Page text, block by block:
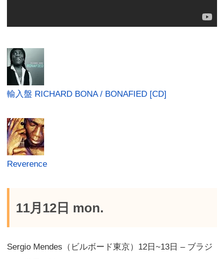
輸入盤 RICHARD BONA / BONAFIED [CD]
Reverence
11月12日 mon.
Sergio Mendes（ビルボード東京）12日~13日 – ブラジ